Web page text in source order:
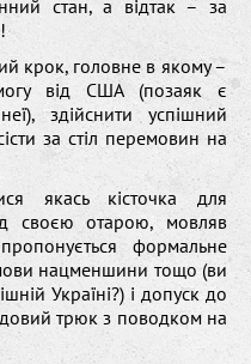
стан, а відтак – за
крок, головне в якому –
від США (позаяк є
здійснити успішний
за стіл перемовин на
якась кісточка для
своєю отарою, мовляв
формальне
нацменшини тощо (ви
Україні?) і допуск до
трюк з поводком на